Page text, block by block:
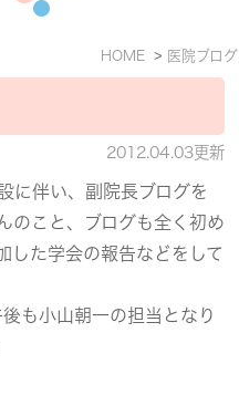
HOME 医院ブログ
2012.04.03更新
に伴い、副院長ブログを
のこと、ブログも全く初め
した学会の報告などをして
も小山朝一の担当となり